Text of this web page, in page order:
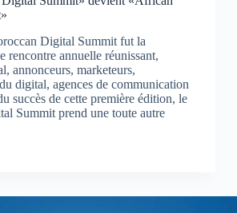
Digital Summit fut la
rencontre annuelle réunissant,
annonceurs, marketeurs,
digital, agences de communication
succès de cette première édition, le
Summit prend une toute autre